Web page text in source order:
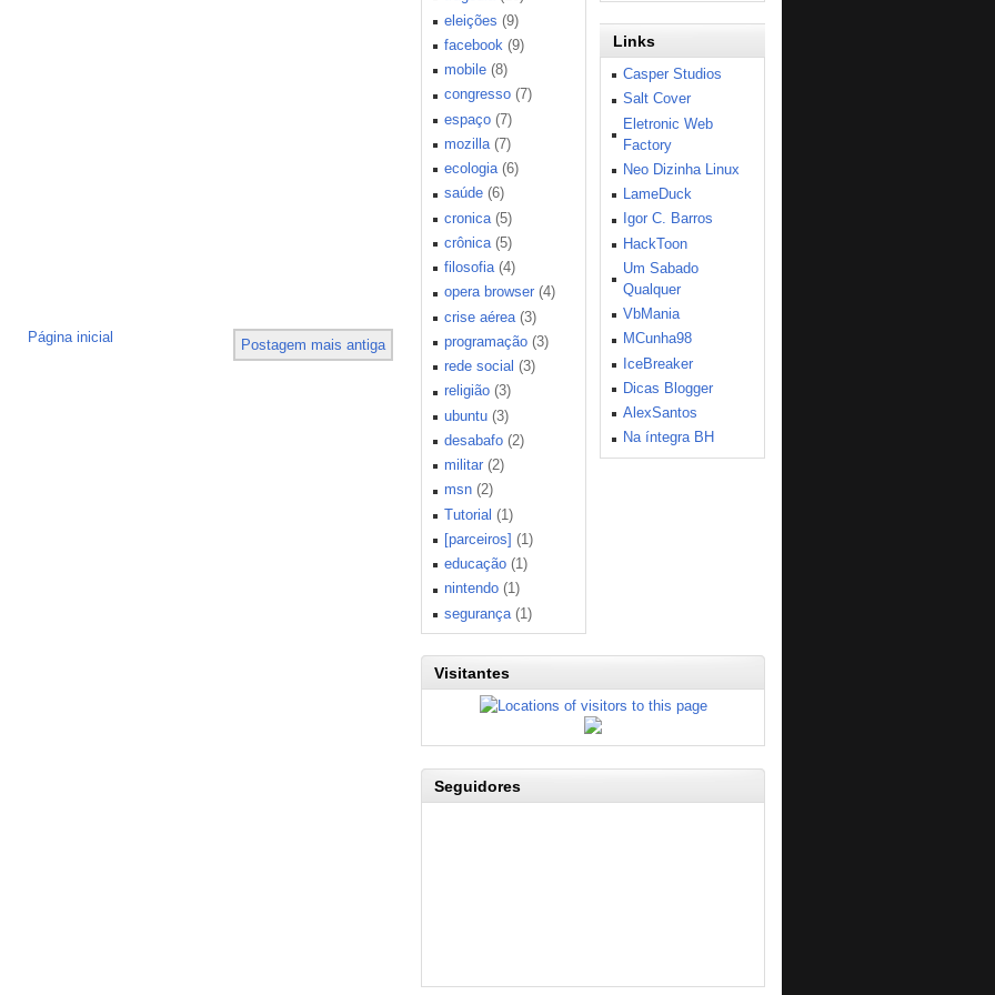
Postagem mais antiga
Página inicial
eleições (9)
facebook (9)
mobile (8)
congresso (7)
espaço (7)
mozilla (7)
ecologia (6)
saúde (6)
cronica (5)
crônica (5)
filosofia (4)
opera browser (4)
crise aérea (3)
programação (3)
rede social (3)
religião (3)
ubuntu (3)
desabafo (2)
militar (2)
msn (2)
Tutorial (1)
[parceiros] (1)
educação (1)
nintendo (1)
segurança (1)
Links
Casper Studios
Salt Cover
Eletronic Web
Factory
Neo Dizinha Linux
LameDuck
Igor C. Barros
HackToon
Um Sabado
Qualquer
VbMania
MCunha98
IceBreaker
Dicas Blogger
AlexSantos
Na íntegra BH
Visitantes
Seguidores